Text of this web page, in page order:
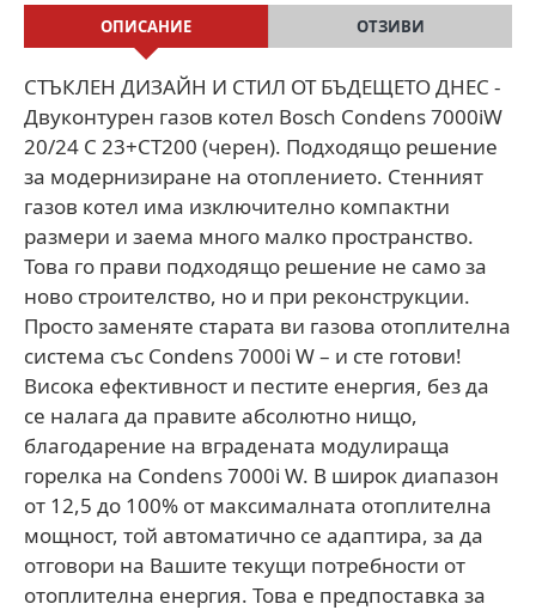
ОПИСАНИЕ ОТЗИВИ
СТЪКЛЕН ДИЗАЙН И СТИЛ ОТ БЪДЕЩЕТО ДНЕС -
Двуконтурен газов котел Bosch Condens 7000iW
20/24 C 23+CT200 (черен). Подходящо решение
за модернизиране на отоплението. Стенният
газов котел има изключително компактни
размери и заема много малко пространство.
Това го прави подходящо решение не само за
ново строителство, но и при реконструкции.
Просто заменяте старата ви газова отоплителна
система със Condens 7000i W – и сте готови!
Висока ефективност и пестите енергия, без да
се налага да правите абсолютно нищо,
благодарение на вградената модулираща
горелка на Condens 7000i W. В широк диапазон
от 12,5 до 100% от максималната отоплителна
мощност, той автоматично се адаптира, за да
отговори на Вашите текущи потребности от
отоплителна енергия. Това е предпоставка за